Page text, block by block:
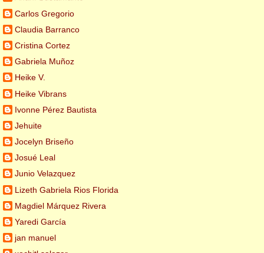
Carlos Gregorio
Claudia Barranco
Cristina Cortez
Gabriela Muñoz
Heike V.
Heike Vibrans
Ivonne Pérez Bautista
Jehuite
Jocelyn Briseño
Josué Leal
Junio Velazquez
Lizeth Gabriela Rios Florida
Magdiel Márquez Rivera
Yaredi García
jan manuel